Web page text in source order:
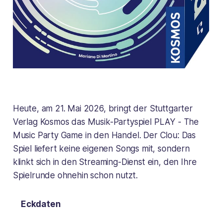
Heute, am 21. Mai 2026, bringt der Stuttgarter
Verlag Kosmos das Musik-Partyspiel PLAY - The
Music Party Game in den Handel. Der Clou: Das
Spiel liefert keine eigenen Songs mit, sondern
klinkt sich in den Streaming-Dienst ein, den Ihre
Spielrunde ohnehin schon nutzt.
Eckdaten